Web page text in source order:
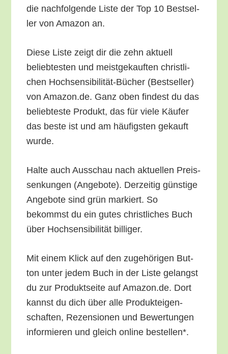
die nach­fol­gen­de Lis­te der Top 10 Best­sel­
ler von Ama­zon an.
Die­se Lis­te zeigt dir die zehn aktu­ell
belieb­tes­ten und meist­ge­kauf­ten christ­li­
chen Hoch­sen­si­bi­li­tät-Bücher (Best­sel­ler)
von Amazon.de. Ganz oben fin­dest du das
belieb­tes­te Pro­dukt, das für vie­le Käu­fer
das bes­te ist und am häu­figs­ten gekauft
wurde.
Hal­te auch Aus­schau nach aktu­el­len Preis­
sen­kun­gen (Ange­bo­te). Der­zei­tig güns­ti­ge
Ange­bo­te sind grün mar­kiert. So
bekommst du ein gutes christ­li­ches Buch
über Hoch­sen­si­bi­li­tät billiger.
Mit einem Klick auf den zuge­hö­ri­gen But­
ton unter jedem Buch in der Lis­te gelangst
du zur Pro­dukt­sei­te auf Amazon.de. Dort
kannst du dich über alle Pro­duk­tei­gen­
schaf­ten, Rezen­sio­nen und Bewer­tun­gen
infor­mie­ren und gleich online bestellen*.